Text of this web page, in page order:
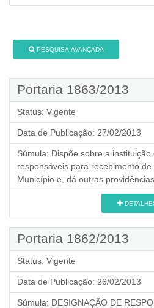
PESQUISA AVANÇADA
Portaria 1863/2013
Status: Vigente
Data de Publicação: 27/02/2013
Súmula: Dispõe sobre a instituição
responsáveis para recebimento
Município e, dá outras providências.
Portaria 1862/2013
Status: Vigente
Data de Publicação: 26/02/2013
Súmula: DESIGNAÇÃO DE